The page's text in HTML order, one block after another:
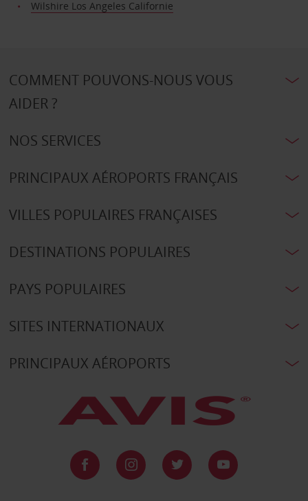
Wilshire Los Angeles Californie
COMMENT POUVONS-NOUS VOUS
AIDER ?
NOS SERVICES
PRINCIPAUX AÉROPORTS FRANÇAIS
VILLES POPULAIRES FRANÇAISES
DESTINATIONS POPULAIRES
PAYS POPULAIRES
SITES INTERNATIONAUX
PRINCIPAUX AÉROPORTS